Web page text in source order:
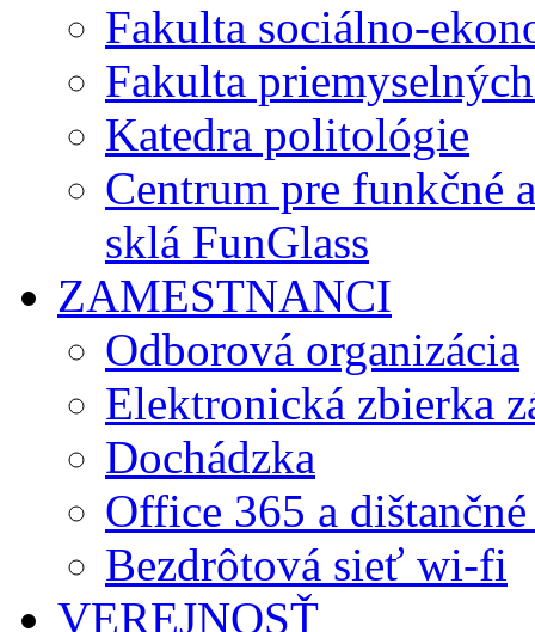
Fakulta sociálno-
Fakulta
Katedra politológie
Centrum pre funkčné
sklá FunGlass
ZAMESTNANCI
Odborová organizácia
Elektronická zbierka
Dochádzka
Office 365 a
Bezdrôtová sieť wi-fi
VEREJNOSŤ